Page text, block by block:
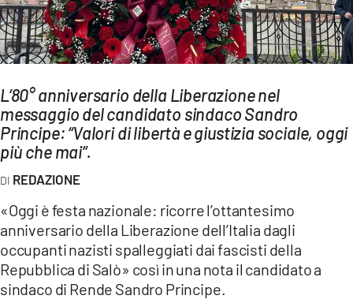
LAC TV
LAC NETWORK
LAC ONAIR
LaC
Network
LACPLAY.IT
LACTV.IT
LACONAIR.IT
LACITYMAG.IT
ILREGGINO.IT
COSENZACHANNEL.IT
L’80° anniversario della Liberazione nel
messaggio del candidato sindaco Sandro
Principe: “Valori di libertà e giustizia sociale, oggi
più che mai”.
REDAZIONE
«Oggi è festa nazionale: ricorre l’ottantesimo
anniversario della Liberazione dell’Italia dagli
occupanti nazisti spalleggiati dai fascisti della
Repubblica di Salò» così in una nota il candidato a
sindaco di Rende Sandro Principe.